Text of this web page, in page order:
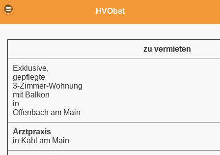
HVObst
zu vermieten
Exklusive,
gepflegte
3-Zimmer-Wohnung
mit Balkon
in
Offenbach am Main
Arztpraxis
in Kahl am Main